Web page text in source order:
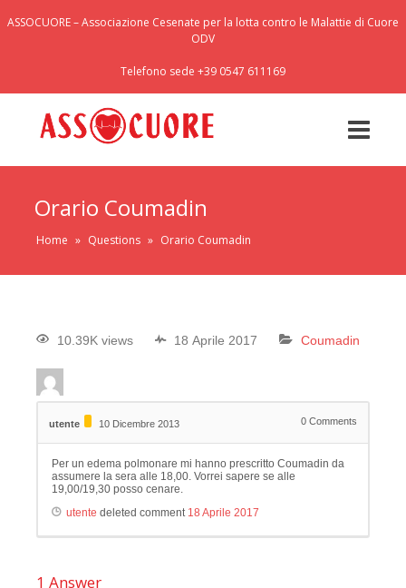
ASSOCUORE – Associazione Cesenate per la lotta contro le Malattie di Cuore
ODV
Telefono sede +39 0547 611169
Orario Coumadin
Home » Questions » Orario Coumadin
10.39K views 18 Aprile 2017 Coumadin
utente 10 Dicembre 2013 0 Comments
Per un edema polmonare mi hanno prescritto Coumadin da
assumere la sera alle 18,00. Vorrei sapere se alle
19,00/19,30 posso cenare.
utente deleted comment 18 Aprile 2017
1 Answer